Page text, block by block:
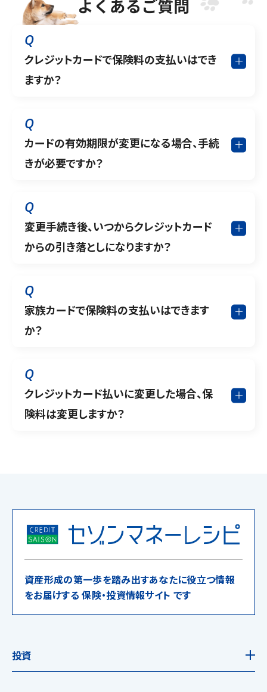
Q
クレジットカードで保険料の支払いはでき
ますか？
Q
カードの有効期限が変更になる場合、手続
きが必要ですか？
Q
変更手続き後、いつからクレジットカード
からの引き落としになりますか？
Q
家族カードで保険料の支払いはできます
か？
Q
クレジットカード払いに変更した場合、保
険料は変更しますか？
資産形成の第一歩を踏み出すあなたに役立つ情報
をお届けする 保険・投資情報サイト です
投資